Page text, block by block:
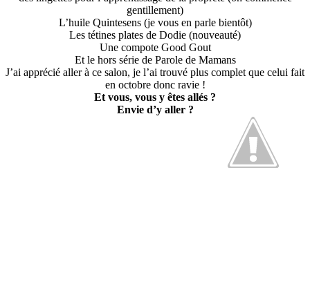
gentillement)
L’huile Quintesens (je vous en parle bientôt)
Les tétines plates de Dodie (nouveauté)
Une compote Good Gout
Et le hors série de Parole de Mamans
J’ai apprécié aller à ce salon, je l’ai trouvé plus complet que celui fait
en octobre donc ravie !
Et vous, vous y êtes allés ?
Envie d’y aller ?